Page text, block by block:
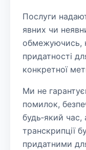
Послуги
явних чи
обмежуючись,
придатності
конкретної
Ми не
помилок,
будь‑який
транскрипції
придатними